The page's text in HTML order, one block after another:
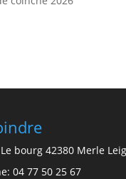
bourg 42380 Merle
04 77 50 25 67